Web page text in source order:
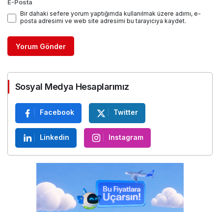
E-Posta
Bir dahaki sefere yorum yaptığımda kullanılmak üzere adımı, e-
posta adresimi ve web site adresimi bu tarayıcıya kaydet.
Sosyal Medya Hesaplarımız
Facebook Twitter